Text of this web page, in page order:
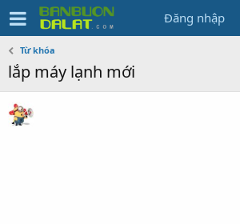
Đăng nhập
Từ khóa
lắp máy lạnh mới